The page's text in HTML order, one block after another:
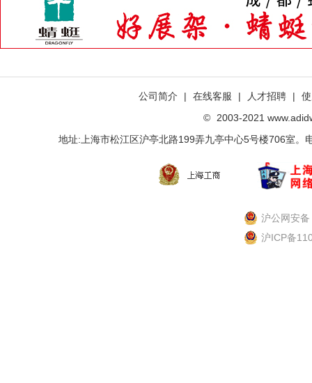
公司简介 | 在线客服 | 人才招聘 |
©
2003-2021
地址:上海市松江区沪亭北路199弄九亭中心5号楼706室
沪公网安
沪ICP备